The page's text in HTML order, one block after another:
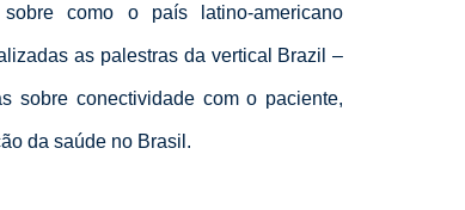
como o país latino-americano
as palestras da vertical Brazil –
sobre conectividade com o paciente,
da saúde no Brasil.